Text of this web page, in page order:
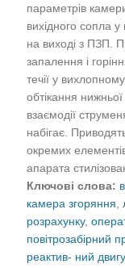
параметрів
вихідного сопла
на виході з ПЗП.
запалення і
течії у
обтікання
взаємодії
набігає.
окремих
апарата
Ключові слова:
камера згоряння
розрахунку,
повітрозабірний
реактив- ний